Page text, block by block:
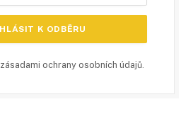
zásadami ochrany osobních údajů.